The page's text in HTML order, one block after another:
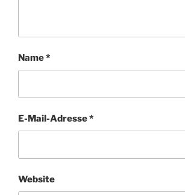
Name*
E-Mail-Adresse*
Website